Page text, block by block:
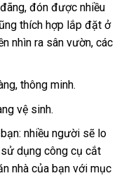
đón được nhiều
thích hợp lắp đặt ở
nhìn ra sân vườn, các
thông minh.
vệ sinh.
nhiều người sẽ lo
dụng công cụ cắt
nhà của bạn với mục